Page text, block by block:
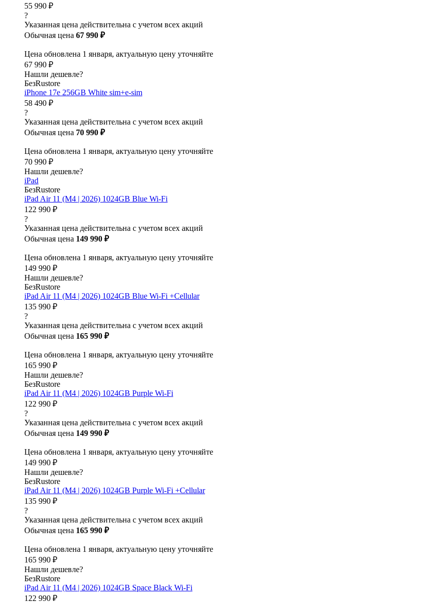
55 990 ₽
?
Указанная цена действительна с учетом всех акций
Обычная цена 67 990 ₽
Цена обновлена 1 января, актуальную цену уточняйте
67 990 ₽
Нашли дешевле?
БезRustore
iPhone 17e 256GB White sim+e-sim
58 490 ₽
?
Указанная цена действительна с учетом всех акций
Обычная цена 70 990 ₽
Цена обновлена 1 января, актуальную цену уточняйте
70 990 ₽
Нашли дешевле?
iPad
БезRustore
iPad Air 11 (M4 | 2026) 1024GB Blue Wi-Fi
122 990 ₽
?
Указанная цена действительна с учетом всех акций
Обычная цена 149 990 ₽
Цена обновлена 1 января, актуальную цену уточняйте
149 990 ₽
Нашли дешевле?
БезRustore
iPad Air 11 (M4 | 2026) 1024GB Blue Wi-Fi +Cellular
135 990 ₽
?
Указанная цена действительна с учетом всех акций
Обычная цена 165 990 ₽
Цена обновлена 1 января, актуальную цену уточняйте
165 990 ₽
Нашли дешевле?
БезRustore
iPad Air 11 (M4 | 2026) 1024GB Purple Wi-Fi
122 990 ₽
?
Указанная цена действительна с учетом всех акций
Обычная цена 149 990 ₽
Цена обновлена 1 января, актуальную цену уточняйте
149 990 ₽
Нашли дешевле?
БезRustore
iPad Air 11 (M4 | 2026) 1024GB Purple Wi-Fi +Cellular
135 990 ₽
?
Указанная цена действительна с учетом всех акций
Обычная цена 165 990 ₽
Цена обновлена 1 января, актуальную цену уточняйте
165 990 ₽
Нашли дешевле?
БезRustore
iPad Air 11 (M4 | 2026) 1024GB Space Black Wi-Fi
122 990 ₽